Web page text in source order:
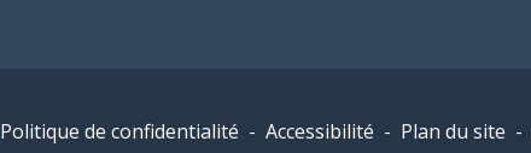
Politique de confidentialité - Accessibilité - Plan du site -